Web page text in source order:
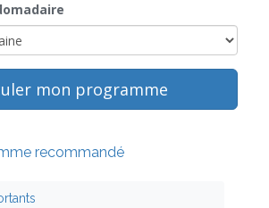
mon programme
recommandé